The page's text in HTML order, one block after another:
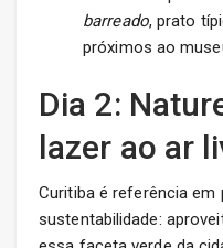
barreado, prato
próximos ao
Dia 2:
lazer ao ar
Curitiba é referência em
sustentabilidade: